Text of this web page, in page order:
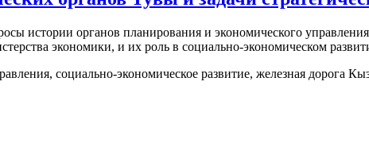
истории органов планирования и экономического
экономики, и их роль в социально-экономическом
социально-экономическое развитие, железная дорога